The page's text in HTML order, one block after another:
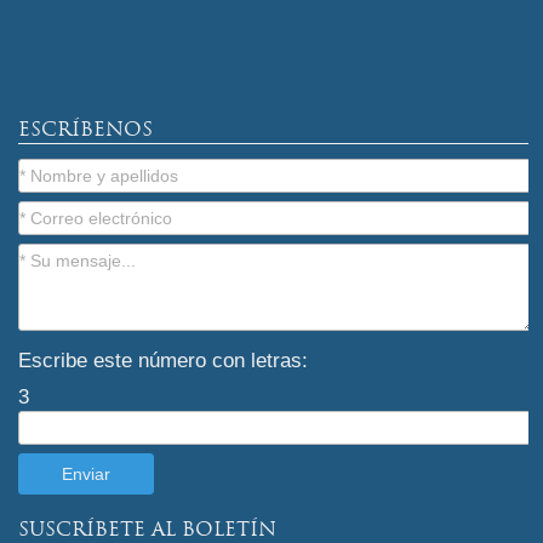
ESCRÍBENOS
Escribe este número con letras:
3
SUSCRÍBETE AL BOLETÍN